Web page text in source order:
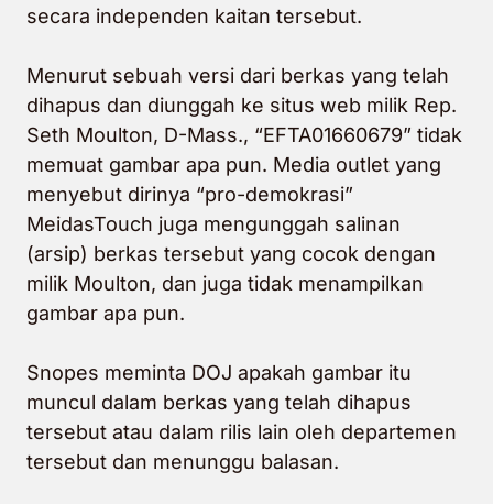
secara independen kaitan tersebut.
Menurut sebuah versi dari berkas yang telah
dihapus dan diunggah ke situs web milik Rep.
Seth Moulton, D-Mass., “EFTA01660679” tidak
memuat gambar apa pun. Media outlet yang
menyebut dirinya “pro-demokrasi”
MeidasTouch juga mengunggah salinan
(arsip) berkas tersebut yang cocok dengan
milik Moulton, dan juga tidak menampilkan
gambar apa pun.
Snopes meminta DOJ apakah gambar itu
muncul dalam berkas yang telah dihapus
tersebut atau dalam rilis lain oleh departemen
tersebut dan menunggu balasan.